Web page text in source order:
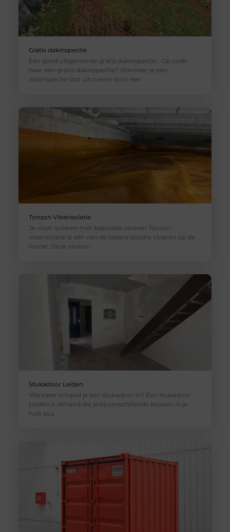
Gratis dakinspectie
Een goed uitgevoerde gratis dakinspectie Op zoek
naar een gratis dakinspectie? Wanneer je een
dakinspectie laat uitvoeren door een
Tonzon Vloerisolatie
Je vloer isoleren met bepaalde vloeren Tonzon
vloerisolatie is één van de betere isolatie vloeren op de
markt. Deze vloeren
Stukadoor Leiden
Wanneer schakel je een stukadoor in? Een stukadoor
Leiden is iemand die je bij verschillende klussen in je
huis zou